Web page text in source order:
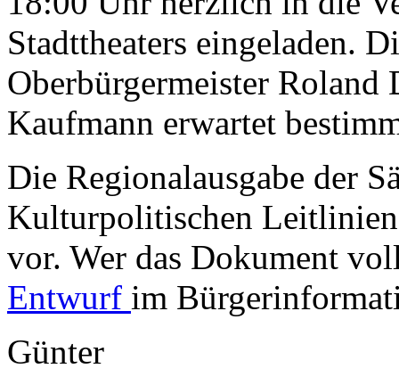
Stadttheaters eingeladen.
Oberbürgermeister
Kaufmann erwartet
Die Regionalausgabe der
Kulturpolitischen Leitlinien
vor. Wer das Dokument
Entwurf im
Günter